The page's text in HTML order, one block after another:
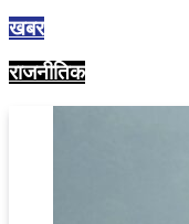
खबर
राजनीतिक